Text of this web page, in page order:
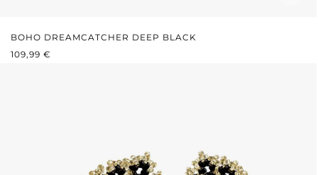
BOHO DREAMCATCHER DEEP BLACK
REGULÄRER PREIS:
109,99 €